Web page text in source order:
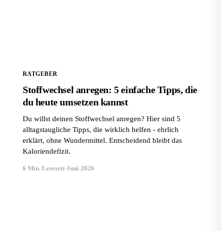
RATGEBER
Stoffwechsel anregen: 5 einfache Tipps, die
du heute umsetzen kannst
Du willst deinen Stoffwechsel anregen? Hier sind 5
alltagstaugliche Tipps, die wirklich helfen - ehrlich
erklärt, ohne Wundermittel. Entscheidend bleibt das
Kaloriendefizit.
6 Min. Lesezeit·Juni 2026